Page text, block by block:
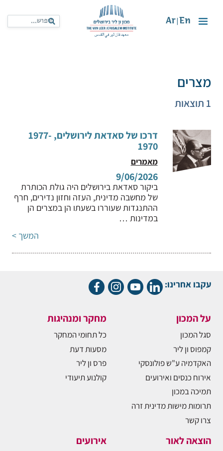
En
Ar
מצרים
1 תוצאות
דרכו של סאדאת לירושלים, 1977-
1970
מאמרים
9/06/2026
ביקור סאדאת בירושלים היה גולת הכותרת
של מחשבה מדינית, העזה וחזון נדירים, חרף
ההתנגדות שעוררו בשעתו הן במצרים הן
במדינות …
המשך >
עקבו אחרינו:
על המכון
סגל המכון
קמפוס ון ליר
האקדמיה ע"ש פולונסקי
אירוח כנסים ואירועים
תמיכה במכון
תרומות מישות מדינית זרה
צרו קשר
מחקר ומנהיגות
כל תחומי המחקר
מסעות דעת
פרס ון ליר
קולנוע תיעודי
הוצאה לאור אירועים